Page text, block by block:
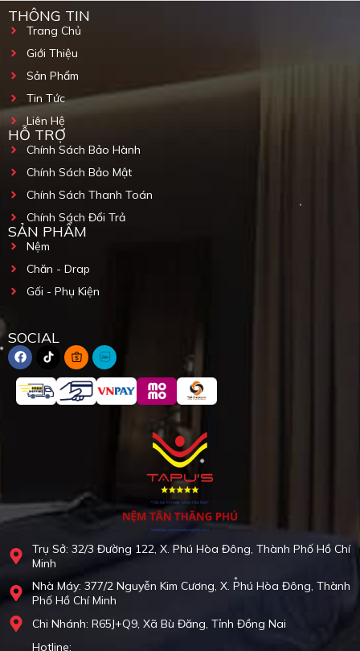
Trụ Sở: 32/3 Đường 122, X. Phú Hòa Đông, Thành Phố Hồ Chí
Minh
Nhà Máy: 377/2 Nguyễn Kim Cương, X. Phú Hòa Đông, Thành
Phố Hồ Chí Minh
Chi Nhánh: R65J+Q9, Xã Bù Đăng, Tỉnh Đồng Nai
Hotline:
THÔNG TIN
Trang Chủ
Giới Thiệu
Sản Phẩm
Tin Tức
Liên Hệ
HỖ TRỢ
Chính Sách Bảo Hành
Chính Sách Bảo Mật
Chính Sách Thanh Toán
Chính Sách Đổi Trả
SẢN PHẨM
Nệm
Chăn - Drap
Gối - Phụ Kiện
SOCIAL